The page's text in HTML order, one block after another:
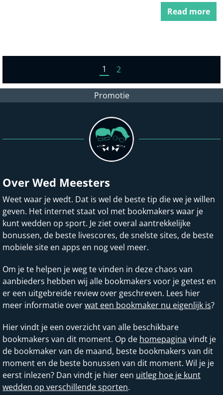
Read more
1 2
Promotie
Over Wed Meesters
Weet waar je wedt. Dat is wel de beste tip die we je willen
geven. Het internet staat vol met bookmakers waar je
kunt wedden op sport. Je ziet overal aantrekkelijke
bonussen, de beste livescores, de snelste sites, de beste
mobiele site en apps en nog veel meer.
Om je te helpen je weg te vinden in deze chaos van
aanbieders hebben wij alle bookmakers voor je getest en
er een uitgebreide review over geschreven. Lees hier
meer informatie overwat een bookmaker nu eigenlijk is?
Hier vindt je een overzicht van alle beschikbare
bookmakers van dit moment. Op de homepagina vindt je
de bookmaker van de maand, beste bookmakers van dit
moment en de beste bonussen van dit moment. Wil je je
eerst inlezen? Dan vindt je hier een uitleg hoe je kunt
wedden op verschillende sporten.